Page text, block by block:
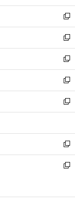
開
く
ウ
で
開
く
ン
ド
ウ
で
開
く
ウ
ィ
ン
ド
ウ
で
開
く
新
し
い
ウ
ィ
ン
ド
ウ
で
開
新
し
い
ウ
ィ
ン
ド
ウ
開
く
新
し
い
ウ
ィ
ン
ウ
で
開
く
新
し
い
ウ
ン
ド
ウ
で
新
し
ウ
ィ
ン
ド
開
新
し
い
ン
新
ウ